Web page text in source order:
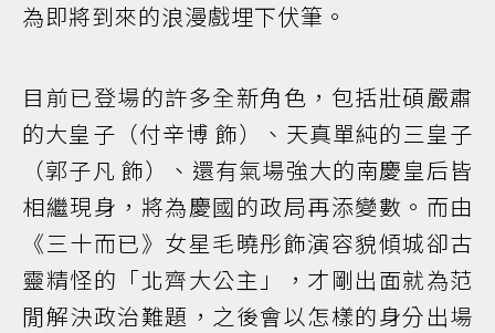
為即將到來的浪漫戲埋下伏筆。
目前已登場的許多全新角色，包括壯碩嚴肅
的大皇子（付辛博 飾）、天真單純的三皇子
（郭子凡 飾）、還有氣場強大的南慶皇后皆
相繼現身，將為慶國的政局再添變數。而由
《三十而已》女星毛曉彤飾演容貌傾城卻古
靈精怪的「北齊大公主」，才剛出面就為范
閒解決政治難題，之後會以怎樣的身分出場